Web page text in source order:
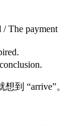
The payment
到 “arrive”。